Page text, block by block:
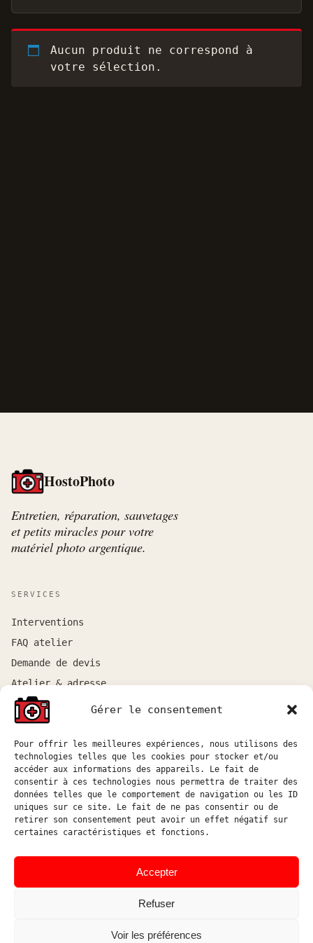
Gérer le consentement
Pour offrir les meilleures expériences, nous utilisons des
technologies telles que les cookies pour stocker et/ou
accéder aux informations des appareils. Le fait de
consentir à ces technologies nous permettra de traiter des
données telles que le comportement de navigation ou les ID
uniques sur ce site. Le fait de ne pas consentir ou de
retirer son consentement peut avoir un effet négatif sur
certaines caractéristiques et fonctions.
Accepter
Refuser
Voir les préférences
Aucun produit ne correspond à
votre sélection.
HostoPhoto
Entretien, réparation, sauvetages
et petits miracles pour votre
matériel photo argentique.
SERVICES
Interventions
FAQ atelier
Demande de devis
Atelier & adresse
RESSOURCES
Tous les articles
Tutoriels boîtiers
Tutoriels objectifs
DIY & logiciel
Atelier sur rendez-vous entre Marseille et Aix-en-
Provence.
Réponse aux demandes de devis sous 48h ouvrées.
atelier@hostophoto.fr